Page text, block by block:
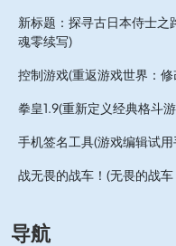
新标题：探寻古日本侍士
魂零续写)
控制游戏(重返游戏世界：
拳皇1.9(重新定义经典格斗
手机签名工具(游戏编辑试
战无畏的战车！(无畏的战
导航